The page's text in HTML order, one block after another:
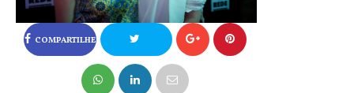
COMPARTILHE
NO FACEBOOK COMPARTILHE